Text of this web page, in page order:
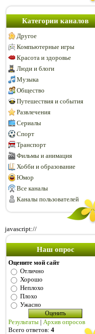
Категории каналов
Другое
Компьютерные игры
Красота и здоровье
Люди и блоги
Музыка
Общество
Путешествия и события
Развлечения
Сериалы
Спорт
Транспорт
Фильмы и анимация
Хобби и образование
Юмор
Все каналы
Каналы пользователей
javascript://
Наш опрос
Оцените мой сайт
Отлично
Хорошо
Неплохо
Плохо
Ужасно
Результаты | Архив опросов
Всего ответов: 4